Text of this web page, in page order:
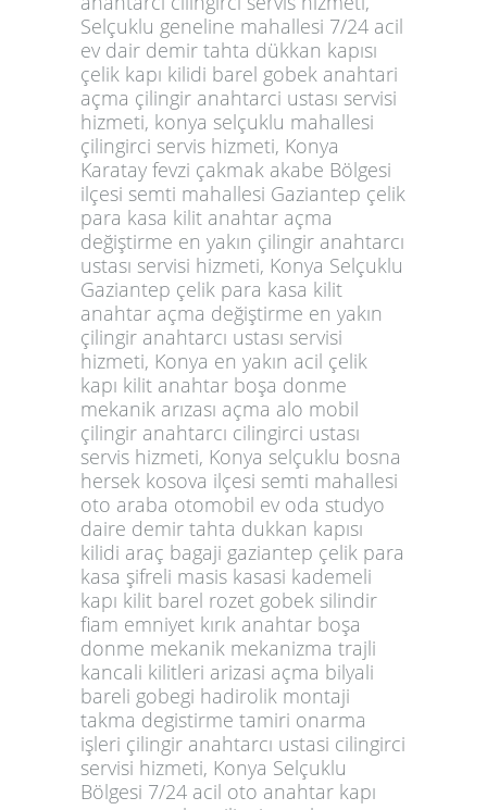
Selçuklu geneline mahallesi 7/24 acil
ev dair demir tahta dükkan kapısı
çelik kapı kilidi barel gobek anahtari
açma çilingir anahtarci ustası servisi
hizmeti, konya selçuklu mahallesi
çilingirci servis hizmeti, Konya
Karatay fevzi çakmak akabe Bölgesi
ilçesi semti mahallesi Gaziantep çelik
para kasa kilit anahtar açma
değiştirme en yakın çilingir anahtarcı
ustası servisi hizmeti, Konya Selçuklu
Gaziantep çelik para kasa kilit
anahtar açma değiştirme en yakın
çilingir anahtarcı ustası servisi
hizmeti, Konya en yakın acil çelik
kapı kilit anahtar boşa donme
mekanik arızası açma alo mobil
çilingir anahtarcı cilingirci ustası
servis hizmeti, Konya selçuklu bosna
hersek kosova ilçesi semti mahallesi
oto araba otomobil ev oda studyo
daire demir tahta dukkan kapısı
kilidi araç bagaji gaziantep çelik para
kasa şifreli masis kasasi kademeli
kapı kilit barel rozet gobek silindir
fiam emniyet kırık anahtar boşa
donme mekanik mekanizma trajli
kancali kilitleri arizasi açma bilyali
bareli gobegi hadirolik montaji
takma degistirme tamiri onarma
işleri çilingir anahtarcı ustasi cilingirci
servisi hizmeti, Konya Selçuklu
Bölgesi 7/24 acil oto anahtar kapı